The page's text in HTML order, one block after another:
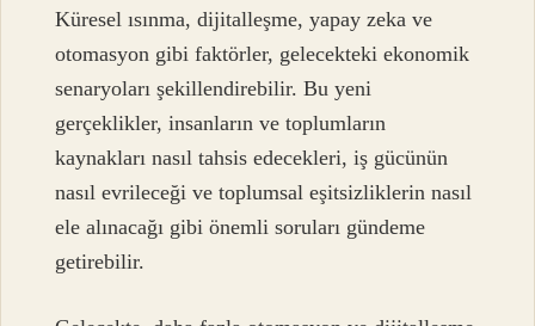
Küresel ısınma, dijitalleşme, yapay zeka ve
otomasyon gibi faktörler, gelecekteki ekonomik
senaryoları şekillendirebilir. Bu yeni
gerçeklikler, insanların ve toplumların
kaynakları nasıl tahsis edecekleri, iş gücünün
nasıl evrileceği ve toplumsal eşitsizliklerin nasıl
ele alınacağı gibi önemli soruları gündeme
getirebilir.